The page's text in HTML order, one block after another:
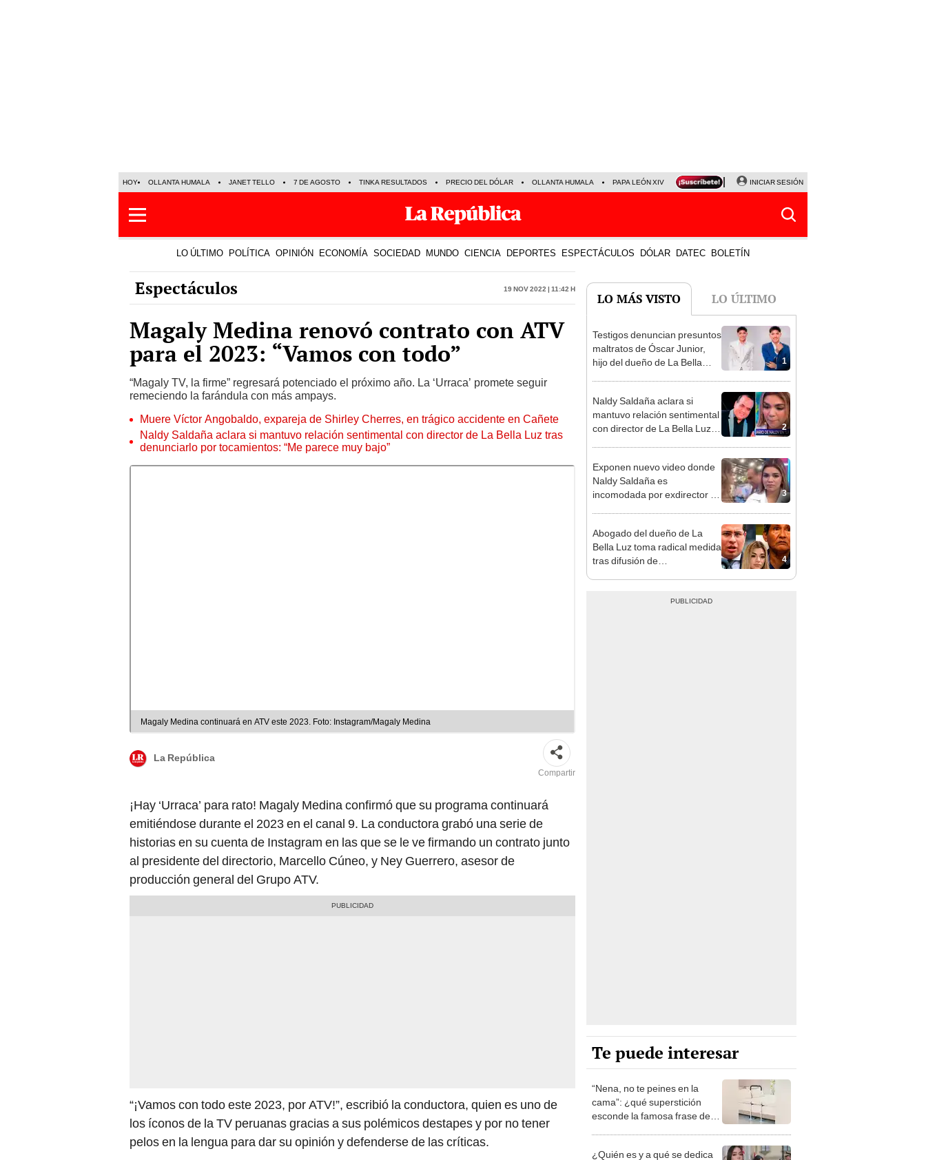
HOY OLLANTA HUMALA JANET TELLO 7 DE AGOSTO TINKA RESULTADOS PRECIO DEL DÓLAR OLLANTA HUMALA PAPA LEÓN XIV NALDY SALDAÑA LA BELLA LUZ
INICIAR SESIÓN
LO ÚLTIMO POLÍTICA OPINIÓN ECONOMÍA SOCIEDAD MUNDO CIENCIA DEPORTES ESPECTÁCULOS DÓLAR DATEC BOLETÍN
Espectáculos 19 Nov 2022 | 11:42 h
Magaly Medina renovó contrato con ATV
para el 2023: “Vamos con todo”
“Magaly TV, la firme” regresará potenciado el próximo año. La ‘Urraca’ promete seguir
remeciendo la farándula con más ampays.
Muere Víctor Angobaldo, expareja de Shirley Cherres, en trágico accidente en Cañete
Naldy Saldaña aclara si mantuvo relación sentimental con director de La Bella Luz tras
denunciarlo por tocamientos: “Me parece muy bajo”
Magaly Medina continuará en ATV este 2023. Foto: Instagram/Magaly Medina
La República
Compartir
¡Hay ‘Urraca’ para rato! Magaly Medina confirmó que su programa continuará
emitiéndose durante el 2023 en el canal 9. La conductora grabó una serie de
historias en su cuenta de Instagram en las que se le ve firmando un contrato junto
al presidente del directorio, Marcello Cúneo, y Ney Guerrero, asesor de
producción general del Grupo ATV.
“¡Vamos con todo este 2023, por ATV!”, escribió la conductora, quien es uno de
los íconos de la TV peruanas gracias a sus polémicos destapes y por no tener
pelos en la lengua para dar su opinión y defenderse de las críticas.
LO MÁS VISTO LO ÚLTIMO
1
Testigos denuncian presuntos
maltratos de Óscar Junior,
hijo del dueño de La Bella
2
Naldy Saldaña aclara si
mantuvo relación sentimental
con director de La Bella Luz
bajo”
3
Exponen nuevo video donde
Naldy Saldaña es
incomodada por exdirector de
4
Abogado del dueño de La
Bella Luz toma radical medida
tras difusión de
Te puede interesar
“Nena, no te peines en la
cama”: ¿qué superstición
esconde la famosa frase de
¿Quién es y a qué se dedica